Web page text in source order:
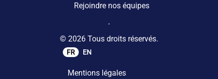
Rejoindre nos équipes
© 2026 Tous droits réservés.
FR EN
Mentions légales